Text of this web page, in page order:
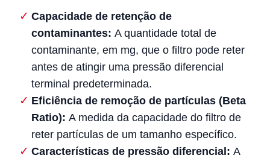
Capacidade de retenção de
contaminantes: A quantidade total de
contaminante, em mg, que o filtro pode reter
antes de atingir uma pressão diferencial
terminal predeterminada.
Eficiência de remoção de partículas (Beta
Ratio): A medida da capacidade do filtro de
reter partículas de um tamanho específico.
Características de pressão diferencial: A